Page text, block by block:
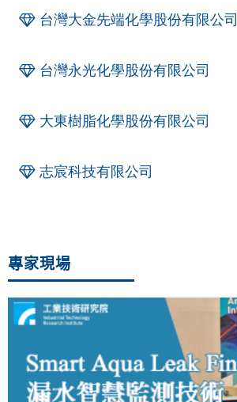
台灣大金先端化學股份有限公司
台灣永光化學股份有限公司
大東樹脂化學股份有限公司
志宸科技有限公司
專家現場